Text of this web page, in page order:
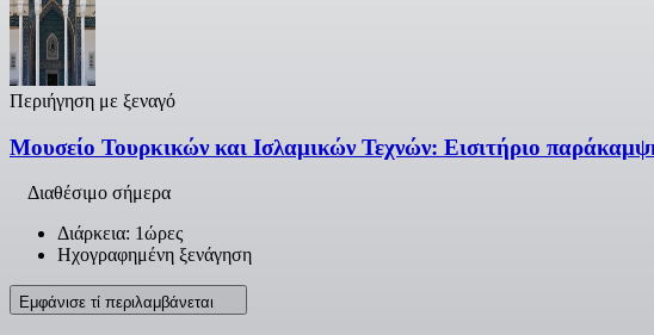
Περιήγηση με ξεναγό
Μουσείο Τουρκικών και Ισλαμικών Τεχνών: Εισιτήριο
Διαθέσιμο σήμερα
Διάρκεια: 1ώρες
Ηχογραφημένη ξενάγηση
Εμφάνισε τί περιλαμβάνεται